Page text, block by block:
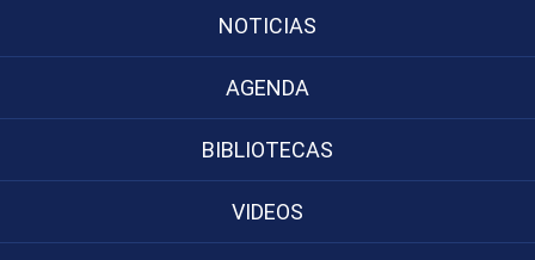
NOTICIAS
AGENDA
BIBLIOTECAS
VIDEOS